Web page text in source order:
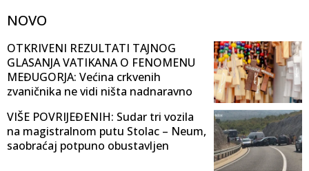
NOVO
OTKRIVENI REZULTATI TAJNOG
GLASANJA VATIKANA O FENOMENU
MEĐUGORJA: Većina crkvenih
zvaničnika ne vidi ništa nadnaravno
VIŠE POVRIJEĐENIH: Sudar tri vozila
na magistralnom putu Stolac – Neum,
saobraćaj potpuno obustavljen